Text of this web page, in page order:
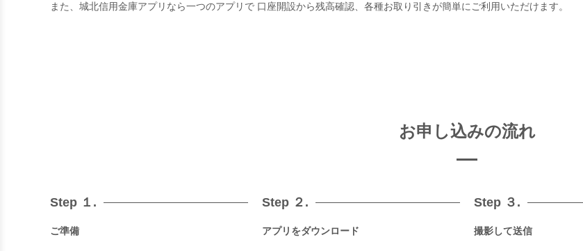
また、城北信用金庫アプリなら一つのアプリで 口座開設から残高確認、各種お取り引きが簡単にご利用いただけます。
お申し込みの流れ
Step １.
ご準備
Step ２.
アプリをダウンロード
Step ３.
撮影して送信